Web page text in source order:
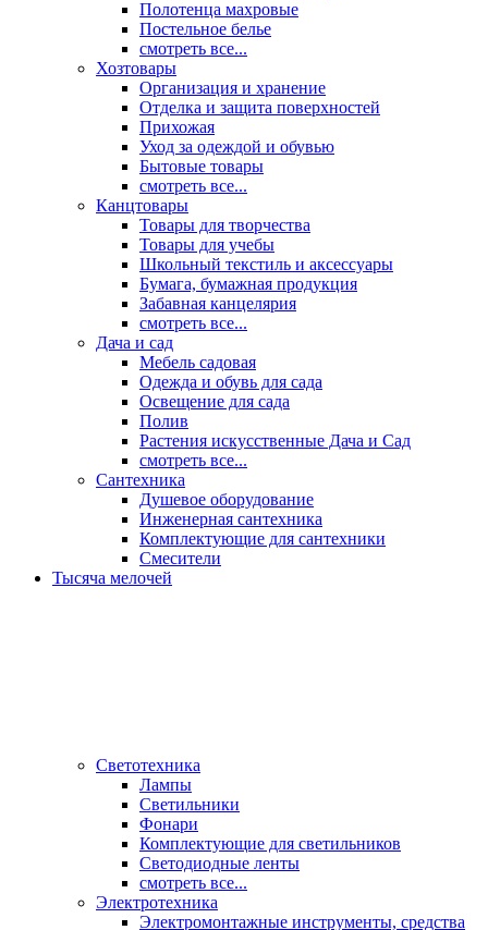
Полотенца махровые
Постельное белье
смотреть все...
Хозтовары
Организация и хранение
Отделка и защита поверхностей
Прихожая
Уход за одеждой и обувью
Бытовые товары
смотреть все...
Канцтовары
Товары для творчества
Товары для учебы
Школьный текстиль и аксессуары
Бумага, бумажная продукция
Забавная канцелярия
смотреть все...
Дача и сад
Мебель садовая
Одежда и обувь для сада
Освещение для сада
Полив
Растения искусственные Дача и Сад
смотреть все...
Сантехника
Душевое оборудование
Инженерная сантехника
Комплектующие для сантехники
Смесители
Тысяча мелочей
Светотехника
Лампы
Светильники
Фонари
Комплектующие для светильников
Светодиодные ленты
смотреть все...
Электротехника
Электромонтажные инструменты, средства